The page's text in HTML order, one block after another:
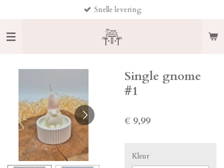
direct
naar
de
hoofdinhoud
Snelle levering
Single gnome
#1
€ 9,99
Kleur